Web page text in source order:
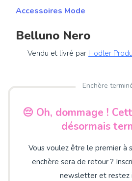
Accessoires Mode
Belluno Nero
Vendu et livré par Hodler
Enchère
😔 Oh, dommage !
désormais
Vous voulez être le premier à
enchère sera de retour ?
newsletter et restez